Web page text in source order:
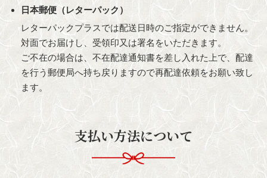
日本郵便（レターパック）
レターパックプラスでは配送日時のご指定ができません。
対面でお届けし、受領印又は署名をいただきます。
ご不在の場合は、不在配達通知書を差し入れた上で、配達
を行う郵便局へ持ち戻りますので再配達依頼をお願い致し
ます。
支払い方法について